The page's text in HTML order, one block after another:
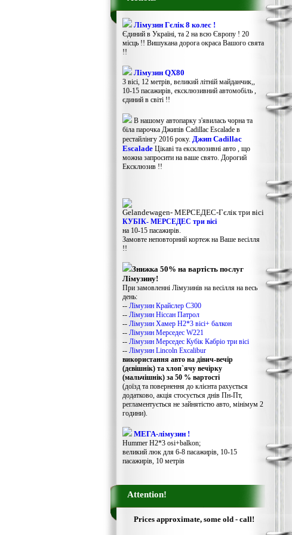
Лімузин Гєлік 8 колес !
Єдиний в Україні, та 2 на всю Європу ! 20
місць !! Вишукана дорога окраса Вашого свята
!!
Лімузин QX80
3 вісі, 12 метрів, великий літній майданчик,,
10-15 пасажирів, ексклюзивний автомобіль ,
єдиний в світі !!
В нашому автопарку з'явилась чорна та
біла парочка Джипів Cadillac Escalade в
рестайлінгу 2016 року. Джип Cadillac
Escalade Цікаві та ексклюзивні авто , що
можна запросити на ваше свято. Дорогий
Ексклюзив !!
Gelandewagen​- МЕРСЕДЕС-Гєлік три вісі
КУБІК- МЕРСЕДЕС три вісі
на 10-15 пасажирів.
Замовте неповторний кортеж на Ваше весілля
!!
Знижка 50% на вартість послуг
Лімузину!
При замовленні Лімузинів на весілля на весь
день:
-- Лімузин Крайслер С300
-- Лімузин Ніссан Патрол
-- Лімузин Хамер Н2*3 вісі+ балкон
-- Лімузин Мерседес W221
-- Лімузин Мерседес Кубік Кабріо три вісі
-- Лімузин Lincoln Excalibur
використання авто на дівич-вечір
(дєвішнік) та хлоп`ячу вечірку
(мальчішнік) за 50 % вартості
(доїзд та повернення до клієнта рахується
додатково, акція стосується днів Пн-Пт,
регламентується не зайнятістю авто, мінімум 2
години).
МЕГА-лімузин !
Hummer H2*3 osi+balkon;
великий люк для 6-8 пасажирів, 10-15
пасажирів, 10 метрів
Attention!
Prices approximate, some old - call!